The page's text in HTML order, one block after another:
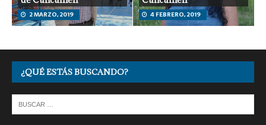
2 MARZO, 2019 4 FEBRERO, 2019
¿QUÉ ESTÁS BUSCANDO?